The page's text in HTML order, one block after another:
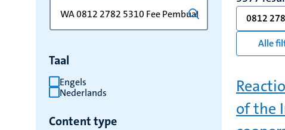
trefwoord
trefwoord
resultaten
vernieuwen
Taal
Engels
Nederlands
Content type
0812
Alle
of the